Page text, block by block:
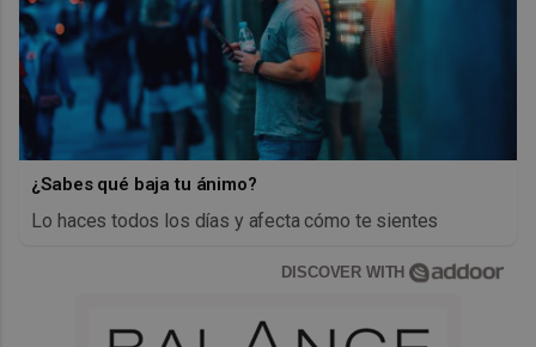
¿Sabes qué baja tu ánimo?
Lo haces todos los días y afecta cómo te sientes
DISCOVER WITH